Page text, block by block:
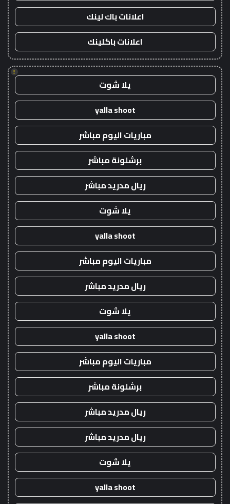
اعلانات باك لينك
اعلانات باكلينك
!
يلا شوت
yalla shoot
مباريات اليوم مباشر
برشلونة مباشر
ريال مدريد مباشر
يلا شوت
yalla shoot
مباريات اليوم مباشر
ريال مدريد مباشر
يلا شوت
yalla shoot
مباريات اليوم مباشر
برشلونة مباشر
ريال مدريد مباشر
ريال مدريد مباشر
يلا شوت
yalla shoot